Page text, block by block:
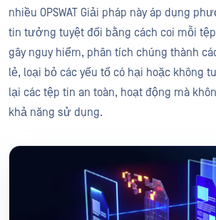
nhiều OPSWAT Giải pháp này áp dụng
tin tưởng tuyệt đối bằng cách coi mỗi
gây nguy hiểm, phân tích chúng thành
lẻ, loại bỏ các yếu tố có hại hoặc không
lại các tệp tin an toàn, hoạt động mà
khả năng sử dụng.